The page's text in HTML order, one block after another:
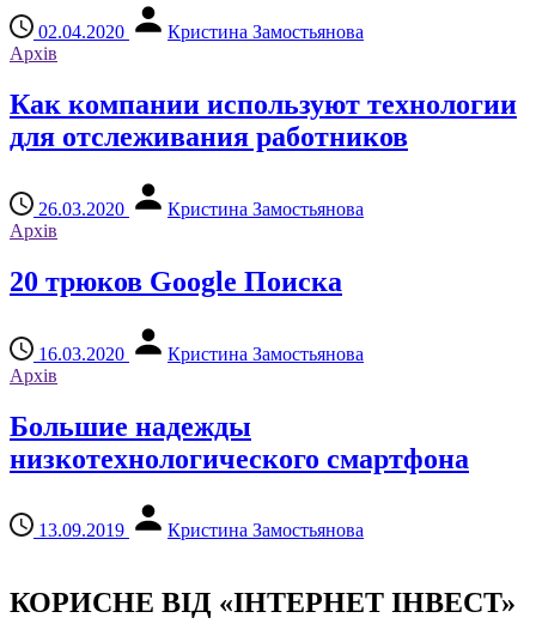
02.04.2020
Кристина Замостьянова
Архів
Как компании используют технологии
для отслеживания работников
26.03.2020
Кристина Замостьянова
Архів
20 трюков Google Поиска
16.03.2020
Кристина Замостьянова
Архів
Большие надежды
низкотехнологического смартфона
13.09.2019 Кристина Замостьянова
КОРИСНЕ ВІД «ІНТЕРНЕТ ІНВЕСТ»